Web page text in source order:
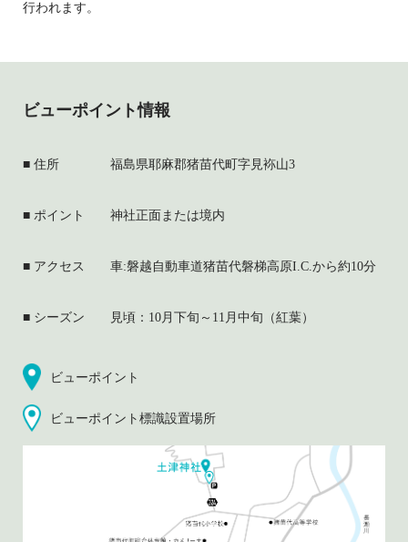
行われます。
ビューポイント情報
住所 福島県耶麻郡猪苗代町字見袮山3
ポイント 神社正面または境内
アクセス 車:磐越自動車道猪苗代磐梯高原I.C.から約10分
シーズン 見頃：10月下旬～11月中旬（紅葉）
ビューポイント
ビューポイント標識設置場所